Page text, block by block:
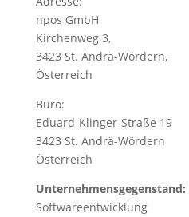
npos GmbH
Kirchenweg 3,
3423 St. Andrä-Wördern,
Österreich
Büro:
Eduard-Klinger-Straße 19
3423 St. Andrä-Wördern
Österreich
Unternehmensgegenstand:
Softwareentwicklung